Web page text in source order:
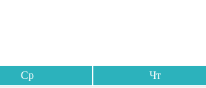
Ср Чт